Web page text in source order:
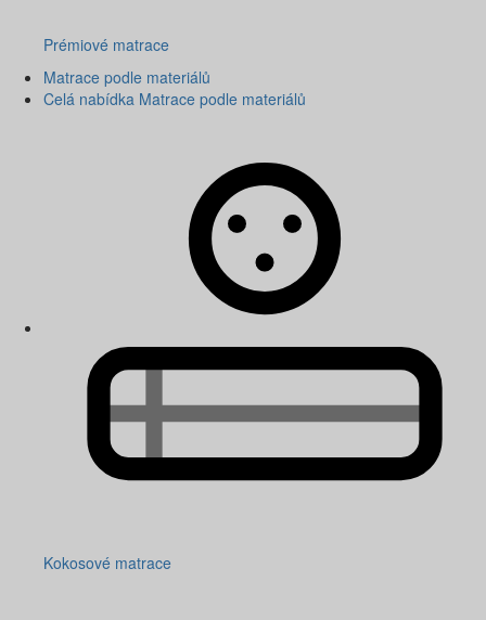
Prémiové matrace
Matrace podle materiálů
Celá nabídka Matrace podle materiálů
Kokosové matrace